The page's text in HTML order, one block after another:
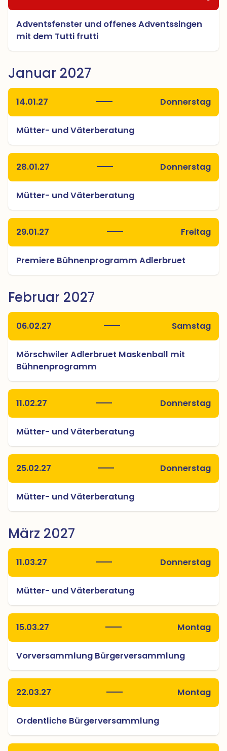
Adventsfenster und offenes Adventssingen
mit dem Tutti frutti
Januar 2027
14.01.27 Donnerstag
Mütter- und Väterberatung
28.01.27 Donnerstag
Mütter- und Väterberatung
29.01.27 Freitag
Premiere Bühnenprogramm Adlerbruet
Februar 2027
06.02.27 Samstag
Mörschwiler Adlerbruet Maskenball mit
Bühnenprogramm
11.02.27 Donnerstag
Mütter- und Väterberatung
25.02.27 Donnerstag
Mütter- und Väterberatung
März 2027
11.03.27 Donnerstag
Mütter- und Väterberatung
15.03.27 Montag
Vorversammlung Bürgerversammlung
22.03.27 Montag
Ordentliche Bürgerversammlung